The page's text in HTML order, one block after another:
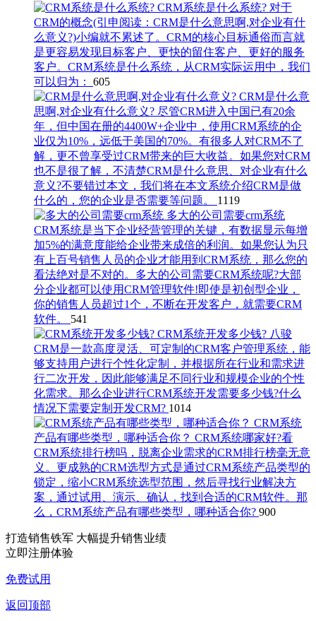
CRM系统是什么系统? 对于
CRM的概念(引申阅读：CRM是什么意思啊,对企业有什
么意义?)小编就不累述了。CRM的核心目标通俗而言就
是更容易发现目标客户、更快的留住客户、更好的服务
客户。CRM系统是什么系统，从CRM实际运用中，我们
可以归为：
605
CRM是什么意
思啊,对企业有什么意义? 尽管CRM进入中国已有20余
年，但中国在册的4400W+企业中，使用CRM系统的企
业仅为10%，远低于美国的70%。有很多人对CRM不了
解，更不曾享受过CRM带来的巨大收益。如果您对CRM
也不是很了解，不清楚CRM是什么意思、对企业有什么
意义?不要错过本文，我们将在本文系统介绍CRM是做
什么的，您的企业是否需要等问题。
1119
多大的公司需要crm系统
CRM系统​是当下企业经营管理的关键，有数据显示每增
加5%的满意度能给企业带来成倍的利润。如果您认为只
有上百号销售人员的企业才能用到CRM系统，那么您的
看法绝对是不对的。多大的公司需要CRM系统呢?大部
分企业都可以使用CRM管理软件!即使是初创型企业，
你的销售人员超过1个，不断在开发客户，就需要CRM
软件。
541
CRM系统开发多少钱? 八骏
CRM是一款高度灵活、可定制的CRM客户管理系统，能
够支持用户进行个性化定制，并根据所在行业和需求进
行二次开发，因此能够满足不同行业和规模企业的个性
化需求。那么企业进行CRM系统开发需要多少钱?什么
情况下需要定制开发CRM? 1014
CRM系统
产品有哪些类型，哪种适合你？ CRM系统哪家好?看
CRM系统排行榜吗，脱离企业需求的CRM排行榜毫无意
义。更成熟的CRM选型方式是通过CRM系统产品类型的
锁定，缩小CRM系统选型范围，然后寻找行业解决方
案，通过试用、演示、确认，找到合适的CRM软件。那
么，CRM系统产品有哪些类型，哪种适合你? 900
打造销售铁军 大幅提升销售业绩
立即注册体验
免费试用
返回顶部